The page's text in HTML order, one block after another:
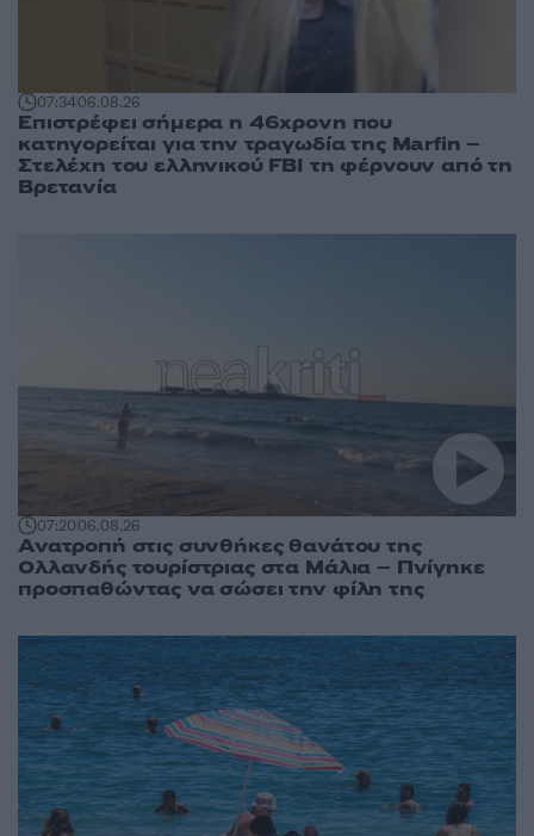
07:3406.08.26
Επιστρέφει σήμερα η 46χρονη που
κατηγορείται για την τραγωδία της Marfin –
Στελέχη του ελληνικού FBI τη φέρνουν από τη
Βρετανία
07:2006.08.26
Ανατροπή στις συνθήκες θανάτου της
Ολλανδής τουρίστριας στα Μάλια – Πνίγηκε
προσπαθώντας να σώσει την φίλη της